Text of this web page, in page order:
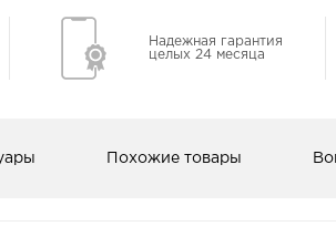
Надежная гарантия
целых 24 месяца
Похожие товары